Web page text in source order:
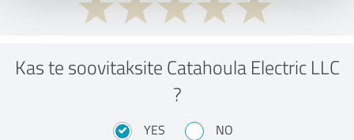
Kas te soovitaksite Catahoula Electric LLC
?
YES NO